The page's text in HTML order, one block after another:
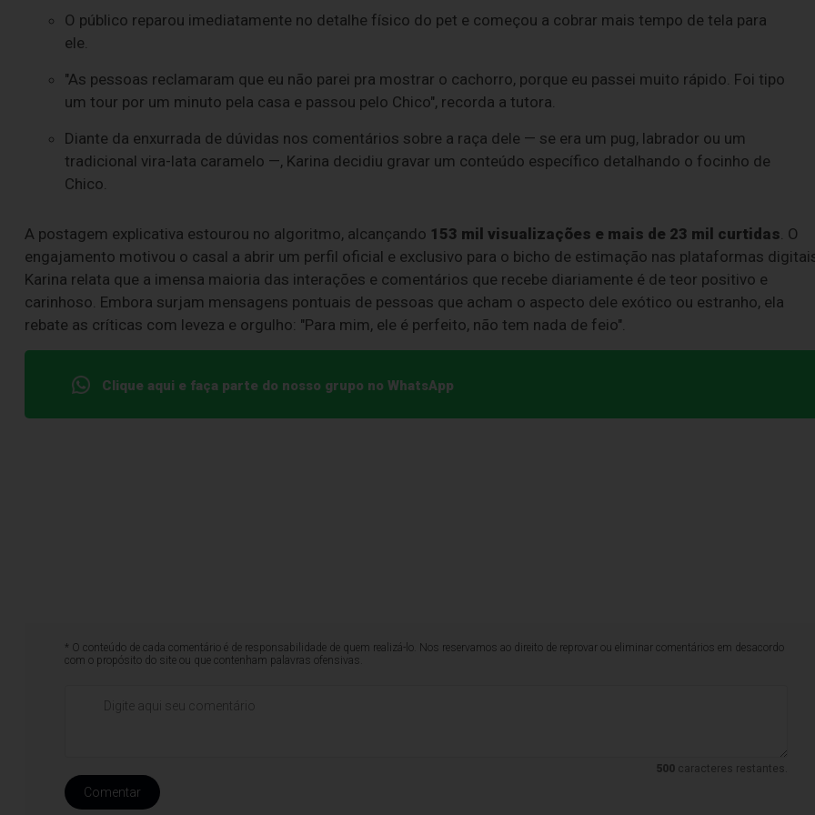
O público reparou imediatamente no detalhe físico do pet e começou a cobrar mais tempo de tela para
ele.
"As pessoas reclamaram que eu não parei pra mostrar o cachorro, porque eu passei muito rápido. Foi tipo
um tour por um minuto pela casa e passou pelo Chico", recorda a tutora.
Diante da enxurrada de dúvidas nos comentários sobre a raça dele — se era um pug, labrador ou um
tradicional vira-lata caramelo —, Karina decidiu gravar um conteúdo específico detalhando o focinho de
Chico.
A postagem explicativa estourou no algoritmo, alcançando 153 mil visualizações e mais de 23 mil curtidas . O
engajamento motivou o casal a abrir um perfil oficial e exclusivo para o bicho de estimação nas plataformas
Karina relata que a imensa maioria das interações e comentários que recebe diariamente é de teor positivo e
carinhoso. Embora surjam mensagens pontuais de pessoas que acham o aspecto dele exótico ou estranho, ela
rebate as críticas com leveza e orgulho: "Para mim, ele é perfeito, não tem nada de feio".
Clique aqui e faça parte do nosso grupo no WhatsApp
* O conteúdo de cada comentário é de responsabilidade de quem realizá-lo. Nos reservamos ao direito de reprovar ou eliminar comentários em desacordo
com o propósito do site ou que contenham palavras ofensivas.
500caracteres restantes.
Comentar